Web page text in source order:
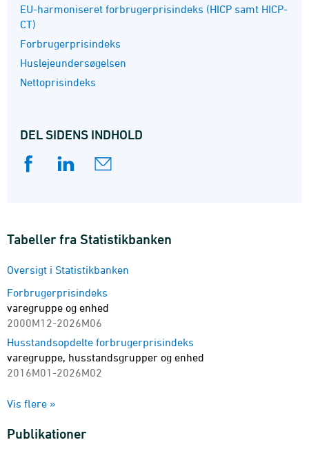
ved at fastholde satserne på de indirekte skatter og
afgifter på niveauet fra december året før.
EU-harmoniseret forbrugerprisindeks (HICP samt HICP-
CT)
Forbrugerprisindeks
Huslejeundersøgelsen
Nettoprisindeks
DEL SIDENS INDHOLD
Tabeller fra Statistikbanken
Oversigt i Statistikbanken
Forbrugerprisindeks
varegruppe og enhed
2000M12-2026M06
Husstandsopdelte forbrugerprisindeks
varegruppe, husstandsgrupper og enhed
2016M01-2026M02
hovedtal
Forbrugerprisindeks, årsgennemsnit
Vis flere »
Publikationer